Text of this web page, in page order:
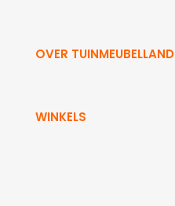
OVER TUINMEUBELLAND
WINKELS